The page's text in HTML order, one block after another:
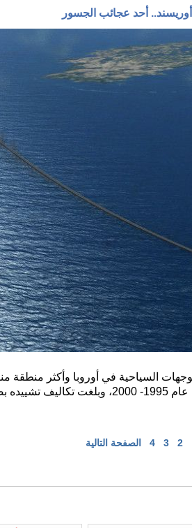
أحد عجائب الجسور
الوجهات السياحية في أوروبا وأكثر
الجسر بدأ تصميمه في عام 1994 وتأسس في الفترة ما
2
3
4 الصفحة التالية